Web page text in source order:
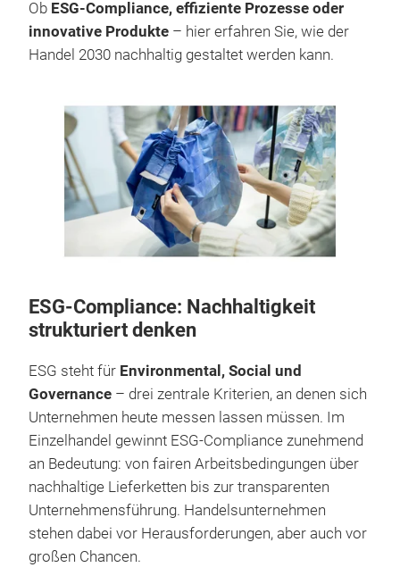
zukunftsfähig zu bleiben.
Handel 2030 nachhaltig gestaltet werden kann.
ESG-Compliance: Nachhaltigkeit
strukturiert denken
ESG steht fürEnvironmental, Social und
Governance– drei zentrale Kriterien, an denen sich
Unternehmen heute messen lassen müssen. Im
Einzelhandel gewinnt ESG-Compliance zunehmend
an Bedeutung: von fairen Arbeitsbedingungen über
nachhaltige Lieferketten bis zur transparenten